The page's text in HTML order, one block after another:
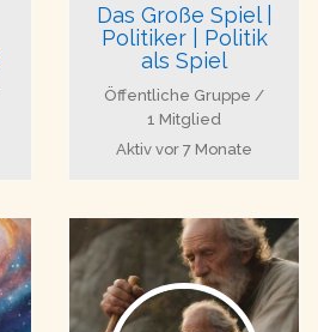
Das Große Spiel |
Politiker | Politik
als Spiel
Öffentliche Gruppe /
1 Mitglied
Aktiv vor 7 Monate